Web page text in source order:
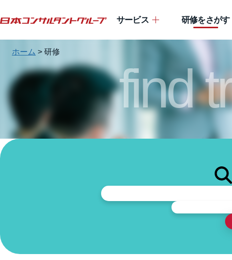
サービス 研修をさがす
ホーム > 研修
find